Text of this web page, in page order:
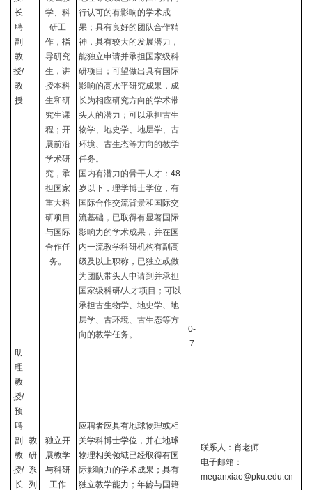
0-
7
长
聘
副
教
授/
教
授
学、科
研工
作，指
导研究
生，讲
授本科
生和研
究生课
程；开
展前沿
学术研
究，承
担国家
重大科
研项目
与国际
合作任
务。
行认可的有影响的学术成
果；具有良好的团队合作精
神，具有较大的发展潜力，
能独立申请并承担国家级科
研项目；可望做出具有国际
影响的高水平研究成果，成
长为相应研究方向的学术带
头人的潜力；可以承担古生
物学、地史学、地层学、古
环境、古生态等方向的教学
任务。
国内有潜力的骨干人才： 48
岁以下，理学博士学位，有
国际合作交流背景和国际交
流基础，已取得有显著国际
影响力的学术成果，并在国
内一流教学科研机构有副高
级及以上职称，已独立或做
为团队带头人申请到并承担
国家级科研/人才项目；可以
承担古生物学、地史学、地
层学、古环境、古生态等方
向的教学任务。
助
理
教
授/
预
聘
副
教
授/
长
教
研
系
列
独立开
展教学
与科研
工作
应聘者应具有地球物理或相
关学科博士学位，并在地球
物理相关领域已经取得有国
际影响力的学术成果；具有
独立教学能力；年龄与国籍
联系人：肖老师
电子邮箱：
meganxiao@pku.edu.cn